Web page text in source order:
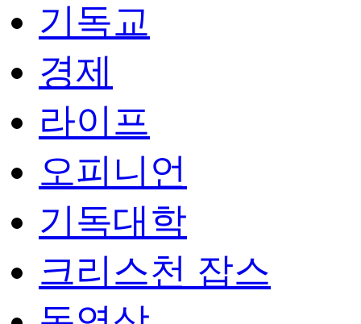
기독교
경제
라이프
오피니언
기독대학
크리스천 잡스